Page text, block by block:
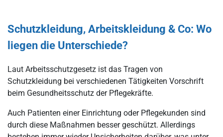
Schutzkleidung, Arbeitskleidung & Co: Wo
liegen die Unterschiede?
Laut Arbeitsschutzgesetz ist das Tragen von
Schutzkleidung bei verschiedenen Tätigkeiten Vorschrift
beim Gesundheitsschutz der Pflegekräfte.
Auch Patienten einer Einrichtung oder Pflegekunden sind
durch diese Maßnahmen besser geschützt. Allerdings